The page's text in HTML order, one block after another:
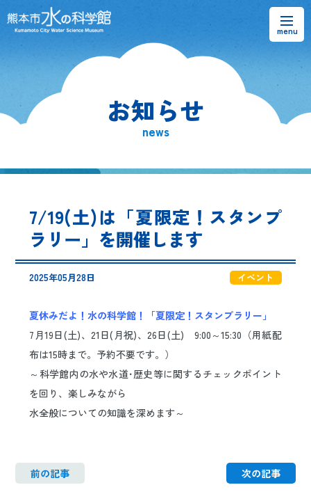
熊本市水の科学館とは
水のラーニングフィールド
お問い合わせ
日本語 ENGLISH 中文 한국어
お知らせ
news
7/19(土)は「夏限定！スタンプ
ラリー」を開催します
2025年05月28日 イベント
夏休みだよ！水の科学館！「夏限定！スタンプラリー」
7月19日(土)、21日(月祝)、26日(土) 9:00～15:30（用紙配
布は15時まで。予約不要です。）
～科学館内の水や水道･歴史等に関するチェックポイント
を回り、楽しみながら
水全般についての知識を深めます～
前の記事 次の記事